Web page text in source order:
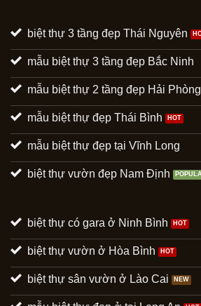
biệt thự 3 tầng đẹp Thái Nguyên
mẫu biệt thự 3 tầng đẹp Bắc Ninh
mẫu biệt thự 2 tầng đẹp Hải Phòng
mẫu biệt thự đẹp Thái Bình
mẫu biệt thự đẹp tại Vĩnh Long
biệt thự vườn đẹp Nam Định
biệt thự có gara ở Ninh Bình
biệt thự vườn ở Hòa Bình
biệt thự sân vườn ở Lào Cai